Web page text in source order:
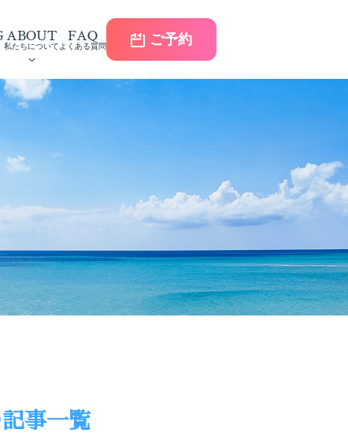
ABOUT
私たちについて
FAQ
よくある質問 ご予約
記事一覧